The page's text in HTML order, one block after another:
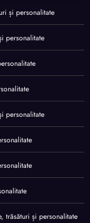
și personalitate
personalitate
personalitate
trăsături și personalitate